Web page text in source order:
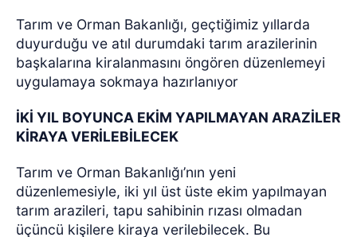
Tarım ve Orman Bakanlığı, geçtiğimiz yıllarda
duyurduğu ve atıl durumdaki tarım arazilerinin
başkalarına kiralanmasını öngören düzenlemeyi
uygulamaya sokmaya hazırlanıyor
İKİ YIL BOYUNCA EKİM YAPILMAYAN ARAZİLER
KİRAYA VERİLEBİLECEK
Tarım ve Orman Bakanlığı’nın yeni
düzenlemesiyle, iki yıl üst üste ekim yapılmayan
tarım arazileri, tapu sahibinin rızası olmadan
üçüncü kişilere kiraya verilebilecek. Bu